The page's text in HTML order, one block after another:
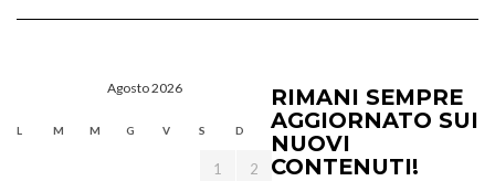
Agosto 2026
L M M G V S D
1 2
RIMANI SEMPRE
AGGIORNATO SUI
NUOVI
CONTENUTI!